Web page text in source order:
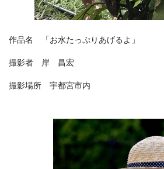
作品名 「お水たっぷりあげるよ」
撮影者 岸 昌宏
撮影場所 宇都宮市内